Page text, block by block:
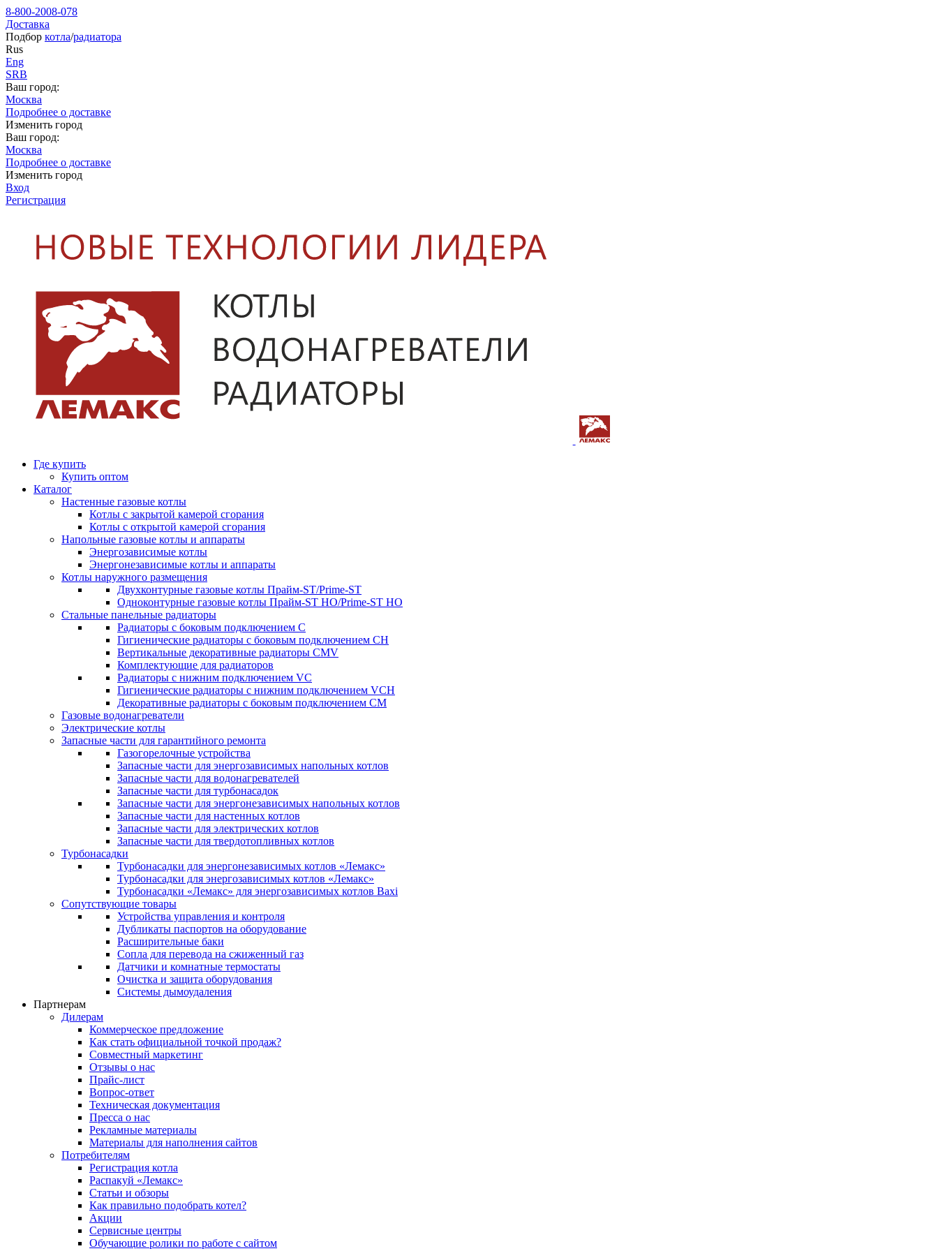
8-800-2008-078
Доставка
Подбор котла/радиатора
Rus
Eng
SRB
Ваш город:
Москва
Подробнее о доставке
Изменить город
Ваш город:
Москва
Подробнее о доставке
Изменить город
Вход
Регистрация
Где купить
Купить оптом
Каталог
Настенные газовые котлы
Котлы с закрытой камерой сгорания
Котлы с открытой камерой сгорания
Напольные газовые котлы и аппараты
Энергозависимые котлы
Энергонезависимые котлы и аппараты
Котлы наружного размещения
Двухконтурные газовые котлы Прайм-ST/Prime-ST
Одноконтурные газовые котлы Прайм-ST HO/Prime-ST HO
Стальные панельные радиаторы
Радиаторы c боковым подключением C
Гигиенические радиаторы c боковым подключением CH
Вертикальные декоративные радиаторы CMV
Комплектующие для радиаторов
Радиаторы c нижним подключением VC
Гигиенические радиаторы c нижним подключением VCH
Декоративные радиаторы с боковым подключением CM
Газовые водонагреватели
Электрические котлы
Запасные части для гарантийного ремонта
Газогорелочные устройства
Запасные части для энергозависимых напольных котлов
Запасные части для водонагревателей
Запасные части для турбонасадок
Запасные части для энергонезависимых напольных котлов
Запасные части для настенных котлов
Запасные части для электрических котлов
Запасные части для твердотопливных котлов
Турбонасадки
Турбонасадки для энергонезависимых котлов «Лемакс»
Турбонасадки для энергозависимых котлов «Лемакс»
Турбонасадки «Лемакс» для энергозависимых котлов Baxi
Сопутствующие товары
Устройства управления и контроля
Дубликаты паспортов на оборудование
Расширительные баки
Сопла для перевода на сжиженный газ
Датчики и комнатные термостаты
Очистка и защита оборудования
Системы дымоудаления
Партнерам
Дилерам
Коммерческое предложение
Как стать официальной точкой продаж?
Совместный маркетинг
Отзывы о нас
Прайс-лист
Вопрос-ответ
Техническая документация
Пресса о нас
Рекламные материалы
Материалы для наполнения сайтов
Потребителям
Регистрация котла
Распакуй «Лемакс»
Статьи и обзоры
Как правильно подобрать котел?
Акции
Сервисные центры
Обучающие ролики по работе с сайтом